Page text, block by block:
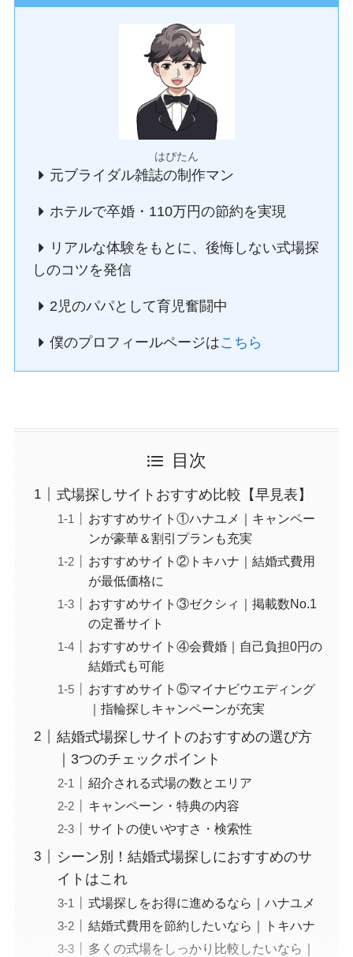
はぴたん
元ブライダル雑誌の制作マン
ホテルで卒婚・110万円の節約を実現
リアルな体験をもとに、後悔しない式場探
しのコツを発信
2児のパパとして育児奮闘中
僕のプロフィールページはこちら
目次
式場探しサイトおすすめ比較【早見表】
おすすめサイト①ハナユメ｜キャンペー
ンが豪華＆割引プランも充実
おすすめサイト②トキハナ｜結婚式費用
が最低価格に
おすすめサイト③ゼクシィ｜掲載数No.1
の定番サイト
おすすめサイト④会費婚｜自己負担0円の
結婚式も可能
おすすめサイト⑤マイナビウエディング
｜指輪探しキャンペーンが充実
結婚式場探しサイトのおすすめの選び方
｜3つのチェックポイント
紹介される式場の数とエリア
キャンペーン・特典の内容
サイトの使いやすさ・検索性
シーン別！結婚式場探しにおすすめのサ
イトはこれ
式場探しをお得に進めるなら｜ハナユメ
結婚式費用を節約したいなら｜トキハナ
多くの式場をしっかり比較したいなら｜